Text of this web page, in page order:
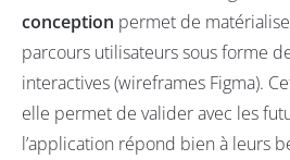
conception permet de
parcours utilisateurs sous forme
interactives (wireframes Figma).
elle permet de valider avec les
l’application répond bien à leurs